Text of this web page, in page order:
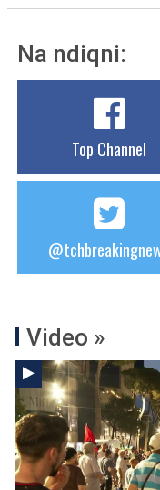
Na ndiqni:
Top Channel
Video »